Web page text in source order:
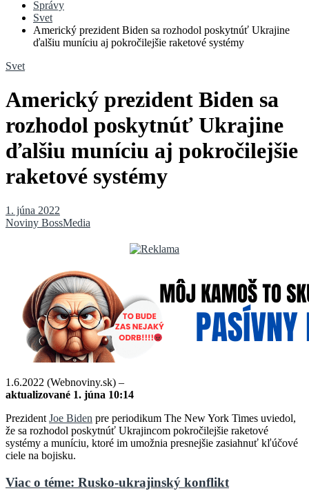
Správy
Svet
Americký prezident Biden sa rozhodol poskytnúť Ukrajine
ďalšiu muníciu aj pokročilejšie raketové systémy
Svet
Americký prezident Biden sa
rozhodol poskytnúť Ukrajine
ďalšiu muníciu aj pokročilejšie
raketové systémy
1. júna 2022
Noviny BossMedia
1.6.2022 (Webnoviny.sk) –
aktualizované 1. júna 10:14
Prezident Joe Biden pre periodikum The New York Times uviedol,
že sa rozhodol poskytnúť Ukrajincom pokročilejšie raketové
systémy a muníciu, ktoré im umožnia presnejšie zasiahnuť kľúčové
ciele na bojisku.
Viac o téme: Rusko-ukrajinský konflikt